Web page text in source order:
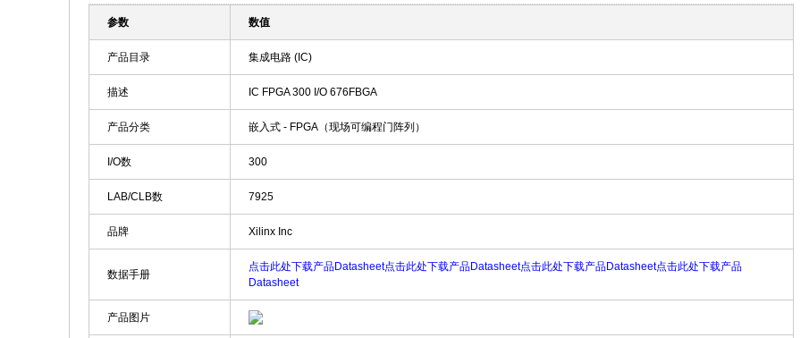
参数 数值
产品目录 集成电路 (IC)
描述 IC FPGA 300 I/O 676FBGA
产品分类 嵌入式 - FPGA（现场可编程门阵列）
I/O数 300
LAB/CLB数 7925
品牌 Xilinx Inc
数据手册
点击此处下载产品Datasheet点击此处下载产品Datasheet点击此处下载产品Datasheet点击此处下载产品
Datasheet
产品图片